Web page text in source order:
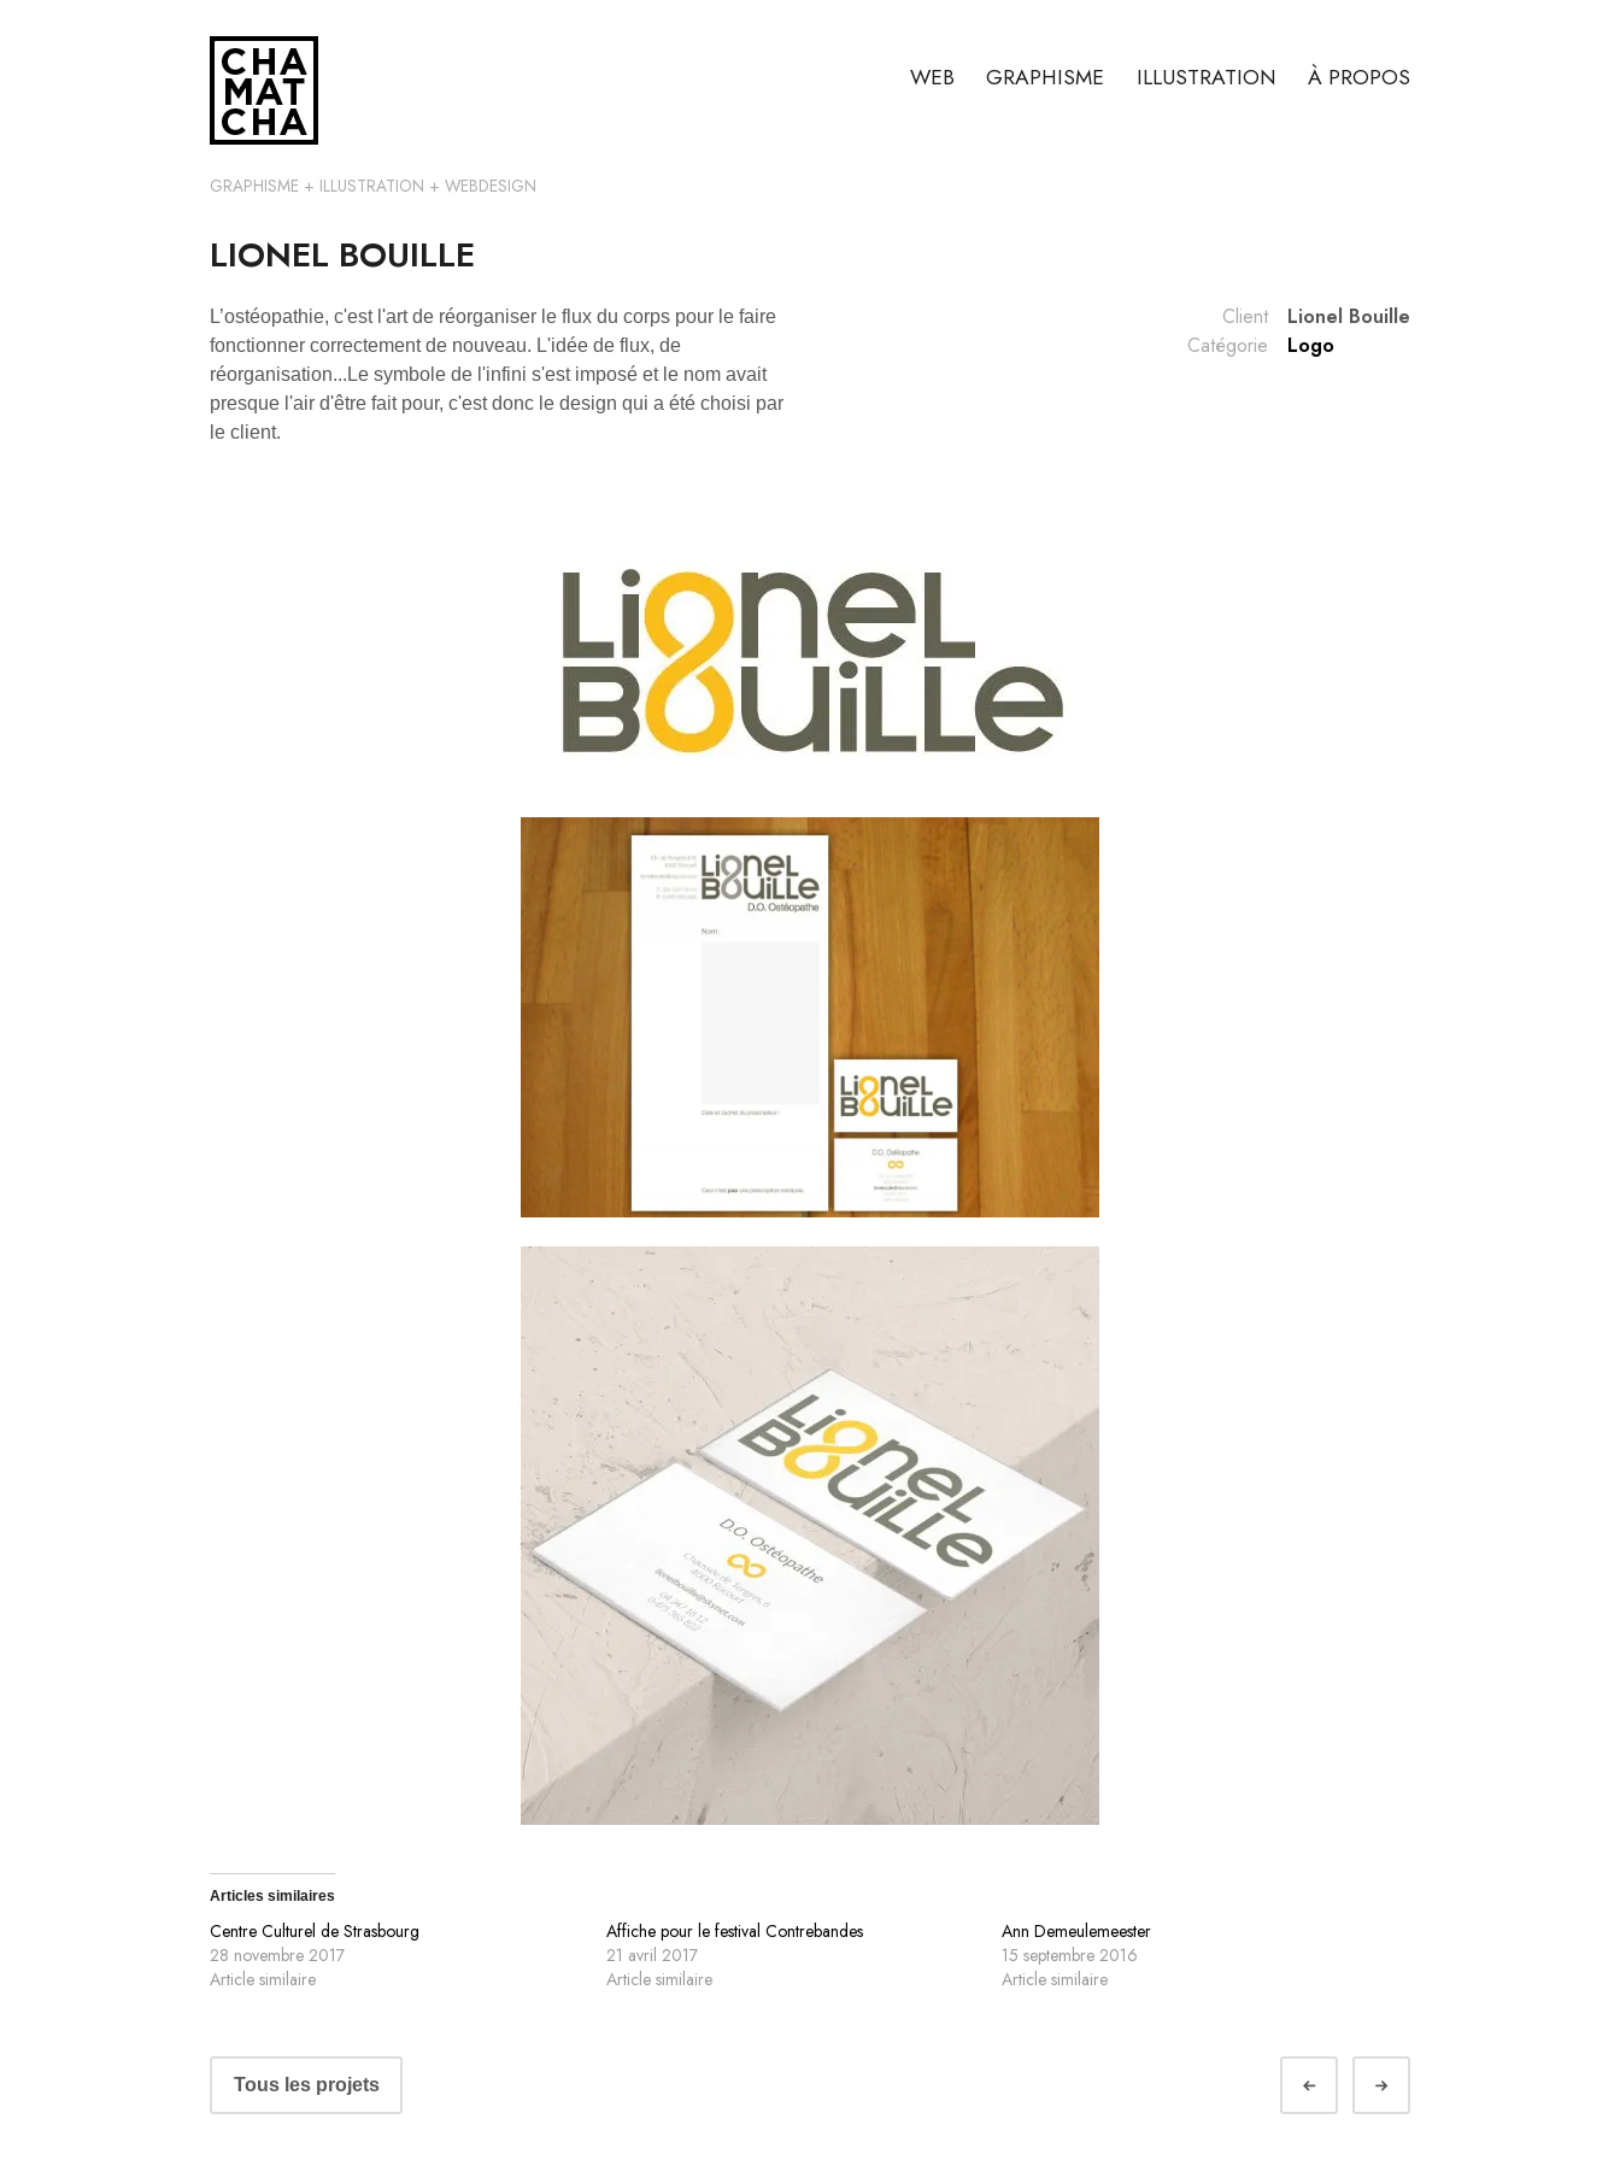
au
contenu
principal
GRAPHISME + ILLUSTRATION + WEBDESIGN
WEB GRAPHISME ILLUSTRATION À PROPOS
LIONEL BOUILLE
L’ostéopathie, c'est l'art de réorganiser le flux du corps pour le faire
fonctionner correctement de nouveau. L'idée de flux, de
réorganisation...Le symbole de l'infini s'est imposé et le nom avait
presque l'air d'être fait pour, c'est donc le design qui a été choisi par
le client.
Client
Lionel Bouille
Catégorie
Logo
Articles similaires
Centre Culturel de Strasbourg
28 novembre 2017
Article similaire
Affiche pour le festival Contrebandes
21 avril 2017
Article similaire
Ann Demeulemeester
15 septembre 2016
Article similaire
NAVIGATION
DETous les projets